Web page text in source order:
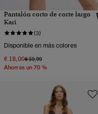
Pantalón corto de corte largo
Kari
(3)
Disponible en más colores
€ 18,00Precio rebajado de
€ 59,99a
Ahorras un 70 %